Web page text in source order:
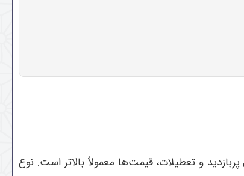
و تعطیلات، قیمت‌ها معمولاً بالاتر است. نوع